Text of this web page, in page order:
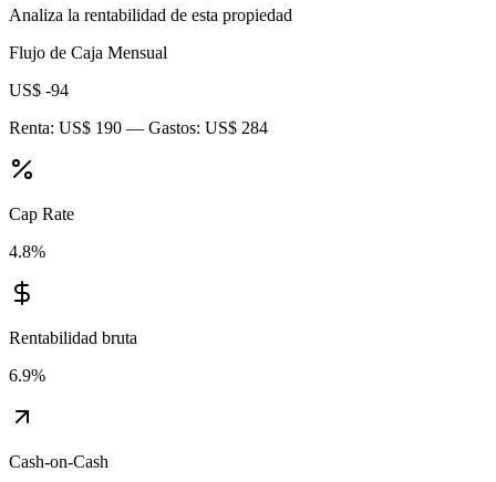
Analiza la rentabilidad de esta propiedad
Flujo de Caja Mensual
US$ -94
Renta: US$ 190 — Gastos: US$ 284
Cap Rate
4.8%
Rentabilidad bruta
6.9%
Cash-on-Cash